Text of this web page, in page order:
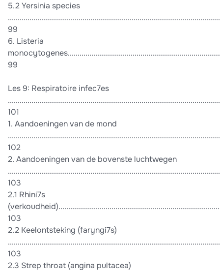
5.2 Yersinia species
99
6. Listeria
99
Les 9: Respiratoire infec7es
101
1. Aandoeningen van de mond
102
2. Aandoeningen van de bovenste luchtwegen
103
2.1 Rhini7s
103
2.2 Keelontsteking (faryngi7s)
103
2.3 Strep throat (angina pultacea)